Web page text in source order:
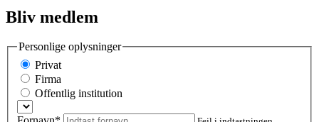
Bliv medlem
Personlige oplysninger
Privat
Firma
Offentlig institution